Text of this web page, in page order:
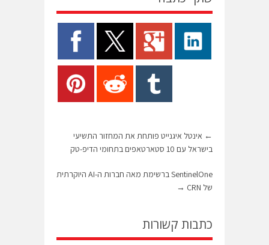
← אינטל איגנייט פותחת את המחזור התשיעי
בישראל עם 10 סטארטאפים בתחומי הדיפ-טק
SentinelOne ברשימת מאה חברות ה-AI היוקרתית
של CRN
→
כתבות קשורות